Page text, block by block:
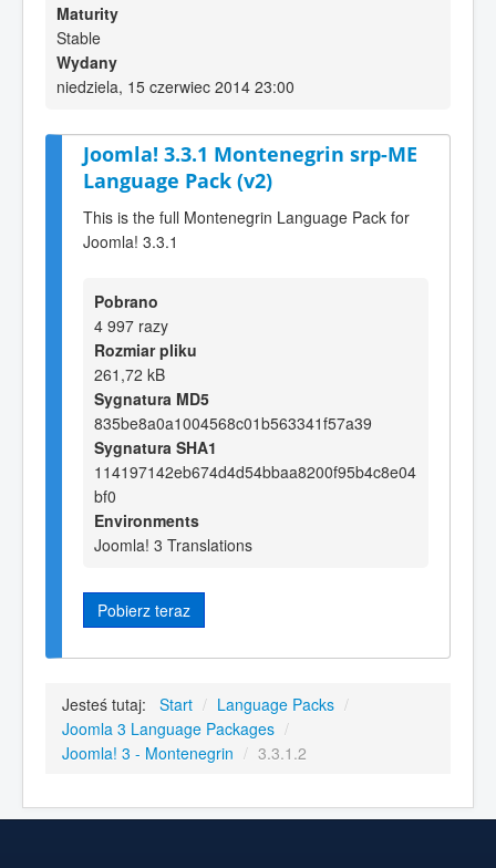
Maturity
Stable
Wydany
niedziela, 15 czerwiec 2014 23:00
Joomla! 3.3.1 Montenegrin srp-ME
Language Pack (v2)
This is the full Montenegrin Language Pack for
Joomla! 3.3.1
Pobrano
4 997 razy
Rozmiar pliku
261,72 kB
Sygnatura MD5
835be8a0a1004568c01b563341f57a39
Sygnatura SHA1
114197142eb674d4d54bbaa8200f95b4c8e04
bf0
Environments
Joomla! 3 Translations
Pobierz teraz
Jesteś tutaj: Start / Language Packs /
Joomla 3 Language Packages /
Joomla! 3 - Montenegrin / 3.3.1.2